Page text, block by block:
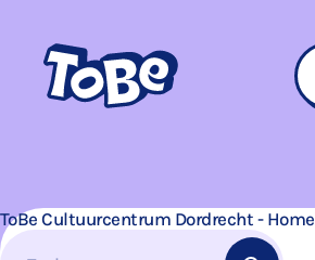
Navigatie
overslaan
ToBe Cultuurcentrum Dordrecht - Home